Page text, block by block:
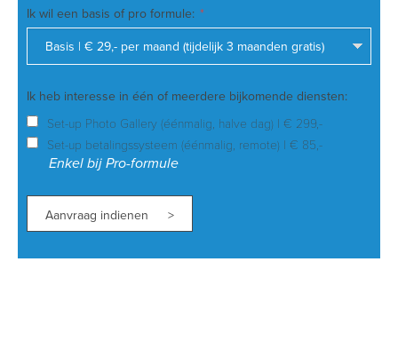
Ik wil een basis of pro formule:
Basis | € 29,- per maand (tijdelijk 3 maanden gratis)
Ik heb interesse in één of meerdere bijkomende diensten:
Set-up Photo Gallery (éénmalig, halve dag) | € 299,-
Set-up betalingssysteem (éénmalig, remote) | € 85,-
Enkel bij Pro-formule
Aanvraag indienen >